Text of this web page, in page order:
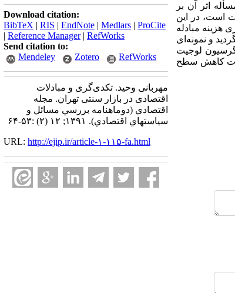
اثر آن بر
است، در این
هزینه مبادله
و نمونه‌ای
رگرسیون لوجیت
کاهش سطح
Download citation:
BibTeX | RIS | EndNote | Medlars | ProCite
| Reference Manager| RefWorks
Send citation to:
Mendeley
Zotero RefWorks
مهربانی وحید. تکدی‌گری و مبادلات
اقتصادی در بازار سنتی تهران. مجله
اقتصادي (دوماهنامه بررسي مسائل و
سياستهاي اقتصادي). ۱۳۹۱; ۱۲ (۲) :۵۳-۶۴
URL: http://ejip.ir/article-۱-۱۱۵-fa.html